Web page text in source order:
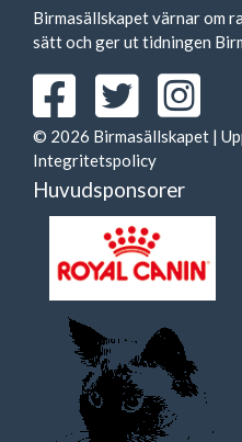
Birmasällskapet värnar om
sätt och ger ut tidningen
© 2026 Birmasällskapet |
Integritetspolicy
Huvudsponsorer